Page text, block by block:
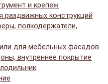
и крепеж
конструкций
полкодержатели,
для мебельных фасадов
внутреннее покрытие